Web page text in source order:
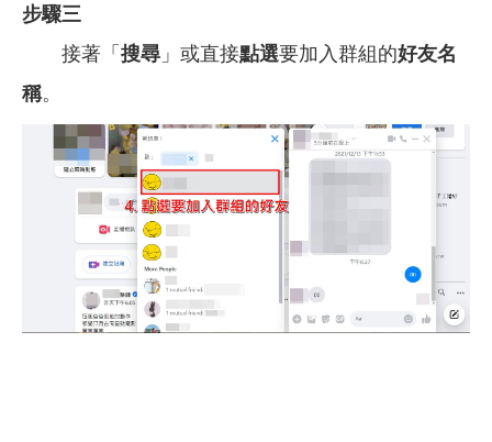
步驟三
接著「 搜尋 」或直接點選要加入群組的好友名
稱。